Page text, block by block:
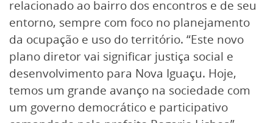
relacionado ao bairro dos encontros e de seu
entorno, sempre com foco no planejamento
da ocupação e uso do território. “Este novo
plano diretor vai significar justiça social e
desenvolvimento para Nova Iguaçu. Hoje,
temos um grande avanço na sociedade com
um governo democrático e participativo